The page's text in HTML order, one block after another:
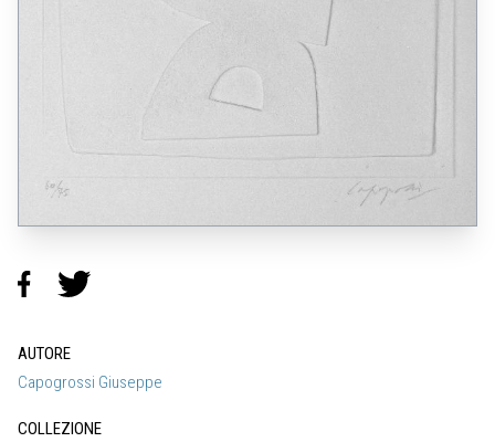
AUTORE
Capogrossi Giuseppe
COLLEZIONE